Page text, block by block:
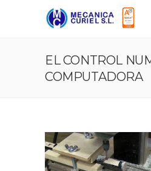
EL CONTROL
COMPUTADORA